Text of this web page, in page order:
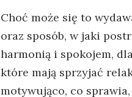
Choć może‍ się to
oraz sposób, w jaki
harmonią ‍i spokojem,
które mają sprzyjać⁤
motywująco, co